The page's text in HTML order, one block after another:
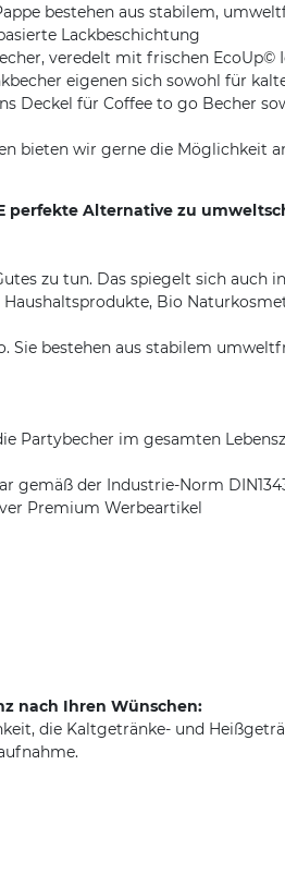
bestehen aus stabilem,
Lackbeschichtung
veredelt mit frischen
eigenen sich sowohl für
Deckel für Coffee to go Becher
bieten wir gerne die Möglichkeit
perfekte Alternative zu
zu tun. Das spiegelt sich auch
Bio
Sie bestehen aus stabilem
Partybecher im gesamten
gemäß der Industrie-Norm
Premium Werbeartikel
nach Ihren Wünschen:
die Kaltgetränke- und